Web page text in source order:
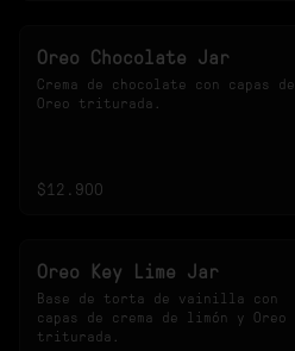
Oreo Chocolate Jar
Crema de chocolate con capas de
Oreo triturada.
$12.900
Oreo Key Lime Jar
Base de torta de vainilla con
capas de crema de limón y Oreo
triturada.